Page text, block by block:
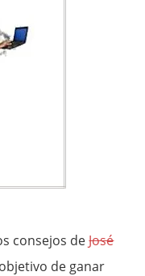
consejos deJosé
de ganar